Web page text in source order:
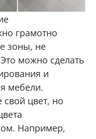
грамотно
зоны, не
можно сделать
и
мебели.
цвет, но
Например,